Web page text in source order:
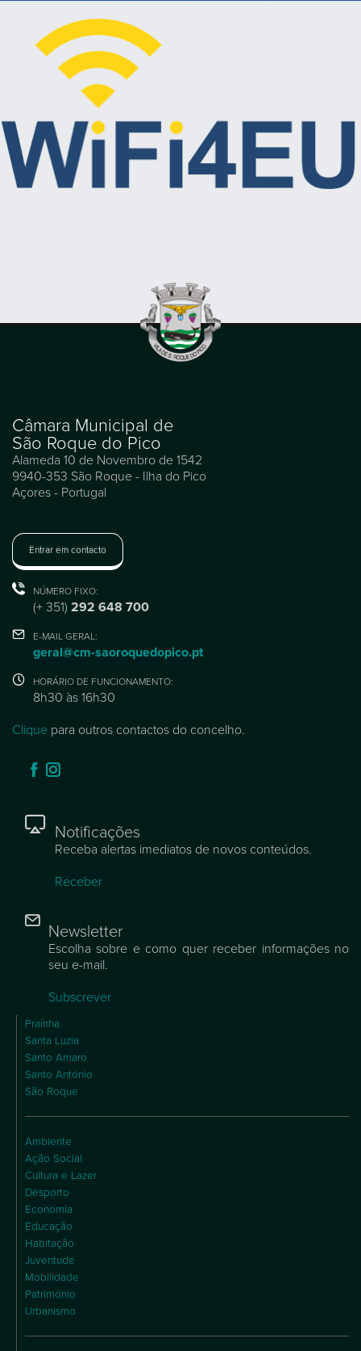
Câmara Municipal de
São Roque do Pico
Alameda 10 de Novembro de 1542
9940-353 São Roque - Ilha do Pico
Açores - Portugal
Entrar em contacto
NÚMERO FIXO:
(+ 351) 292 648 700
E-MAIL GERAL:
geral@cm-saoroquedopico.pt
HORÁRIO DE FUNCIONAMENTO:
8h30 às 16h30
Clique para outros contactos do concelho.
Notificações
Receba alertas imediatos de novos conteúdos.
Receber
Newsletter
Escolha sobre e como quer receber informações no
seu e-mail.
Subscrever
Praínha
Santa Luzia
Santo Amaro
Santo António
São Roque
Ambiente
Ação Social
Cultura e Lazer
Desporto
Economia
Educação
Habitação
Juventude
Mobilidade
Património
Urbanismo